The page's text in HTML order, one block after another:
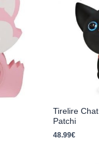
Tirelire Chat
Patchi
48.99€